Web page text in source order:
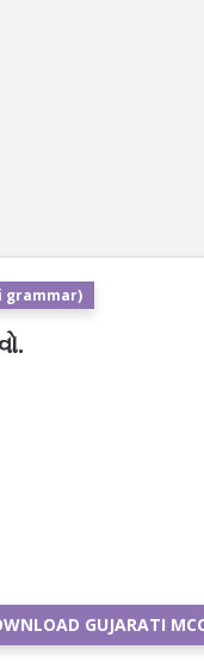
grammar)
GUJARATI